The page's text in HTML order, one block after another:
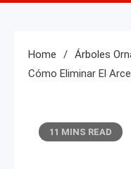
Home Árboles
Cómo Eliminar El
11 MINS READ